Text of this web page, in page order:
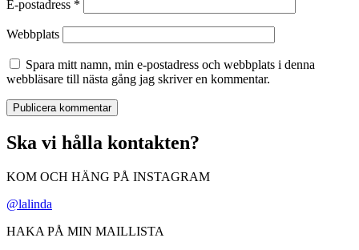
E-postadress *
Webbplats
Spara mitt namn, min e-postadress och webbplats i denna
webbläsare till nästa gång jag skriver en kommentar.
Ska vi hålla kontakten?
KOM OCH HÄNG PÅ INSTAGRAM
@lalinda
HAKA PÅ MIN MAILLISTA